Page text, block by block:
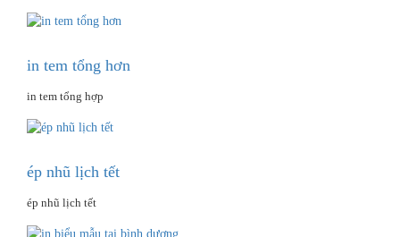
in tem tổng hơn
in tem tổng hợp
ép nhũ lịch tết
ép nhũ lịch tết